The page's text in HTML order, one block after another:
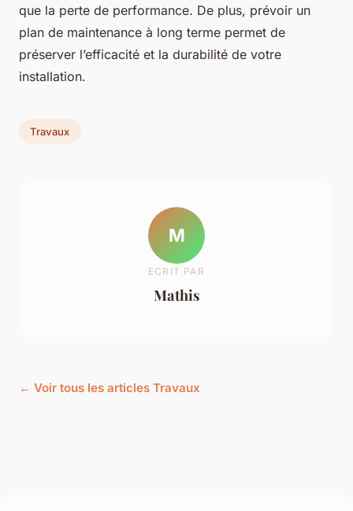
que la perte de performance. De plus, prévoir un
plan de maintenance à long terme permet de
préserver l’efficacité et la durabilité de votre
installation.
Travaux
M
ECRIT PAR
Mathis
← Voir tous les articles Travaux